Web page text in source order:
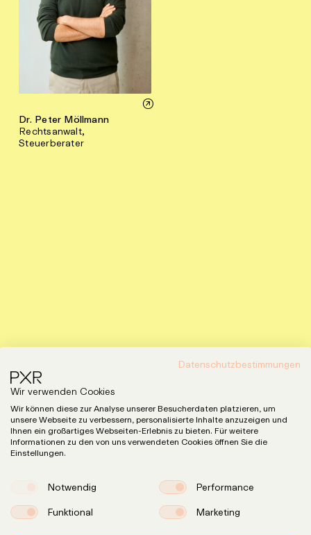
Dr. Peter Möllmann
Rechtsanwalt,
Steuerberater
Datenschutzbestimmungen
Wir verwenden Cookies
Wir können diese zur Analyse unserer Besucherdaten platzieren, um
unsere Webseite zu verbessern, personalisierte Inhalte anzuzeigen und
Ihnen ein großartiges Webseiten-Erlebnis zu bieten. Für weitere
Informationen zu den von uns verwendeten Cookies öffnen Sie die
Einstellungen.
Notwendig
Performance
Funktional
Marketing